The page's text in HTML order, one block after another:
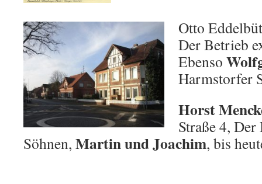
Otto
Der Betrieb
Ebenso
Harmstorfer
Horst
Straße 4,
Söhnen, Martin und Joachim, bis